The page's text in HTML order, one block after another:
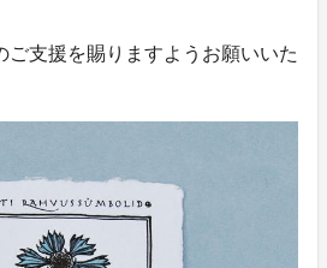
支援を賜りますようお願いいた